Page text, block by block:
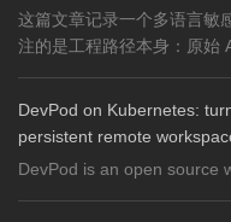
这篇文章记录一个多语言敏
注的是工程路径本身：原始
DevPod on Kubernetes:
persistent remote
DevPod is an open source